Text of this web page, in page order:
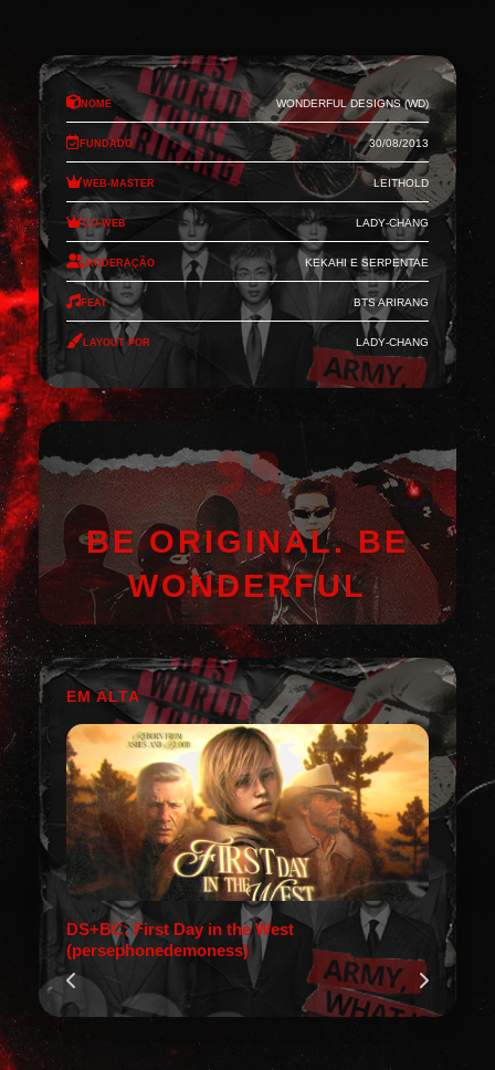
Nome Wonderful Designs (WD)
Fundado 30/08/2013
Web-Master Leithold
Co-Web Lady-Chang
Moderação Kekahi e Serpentae
Feat BTS Arirang
Layout por Lady-Chang
BE ORIGINAL. BE
WONDERFUL
EM ALTA
DS+BC: First Day in the West
(persephonedemoness)